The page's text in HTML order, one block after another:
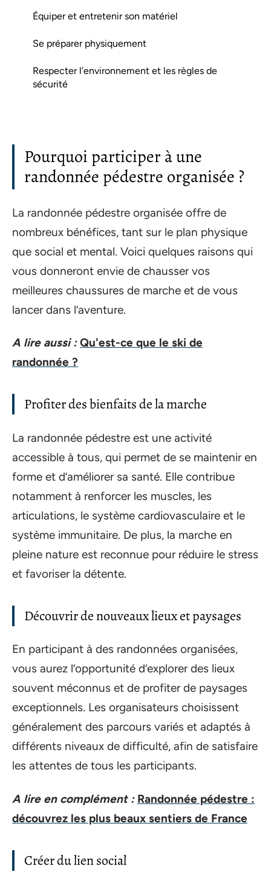
Équiper et entretenir son matériel
Se préparer physiquement
Respecter l’environnement et les règles de
sécurité
Pourquoi participer à une
randonnée pédestre organisée ?
La randonnée pédestre organisée offre de
nombreux bénéfices, tant sur le plan physique
que social et mental. Voici quelques raisons qui
vous donneront envie de chausser vos
meilleures chaussures de marche et de vous
lancer dans l’aventure.
A lire aussi : Qu'est-ce que le ski de
randonnée ?
Profiter des bienfaits de la marche
La randonnée pédestre est une activité
accessible à tous, qui permet de se maintenir en
forme et d’améliorer sa santé. Elle contribue
notamment à renforcer les muscles, les
articulations, le système cardiovasculaire et le
système immunitaire. De plus, la marche en
pleine nature est reconnue pour réduire le stress
et favoriser la détente.
Découvrir de nouveaux lieux et paysages
En participant à des randonnées organisées,
vous aurez l’opportunité d’explorer des lieux
souvent méconnus et de profiter de paysages
exceptionnels. Les organisateurs choisissent
généralement des parcours variés et adaptés à
différents niveaux de difficulté, afin de satisfaire
les attentes de tous les participants.
A lire en complément : Randonnée pédestre :
découvrez les plus beaux sentiers de France
Créer du lien social